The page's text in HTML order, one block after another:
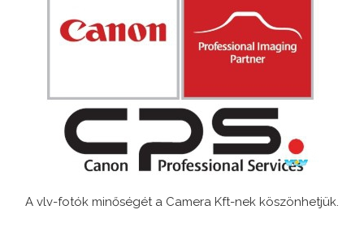
A vlv-fotók minőségét a Camera Kft-nek köszönhetjük.